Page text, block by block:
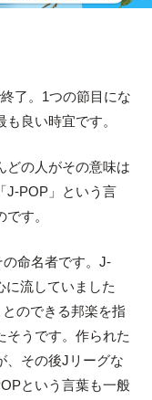
了。1つの節目にな
良い時宜です。
どの人がその意味は
J-POP」という言
す。
の命名者です。J-
に流していました
のできる邦楽を指
そうです。作られた
、その後Jリーグな
という言葉も一般